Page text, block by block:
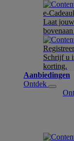
e-
Laat
Schrijf u
korting.
Aanbiedingen
Ontdek